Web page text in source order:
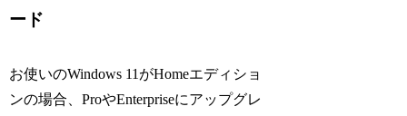
ード
お使いのWindows 11がHomeエディショ
ンの場合、ProやEnterpriseにアップグレ